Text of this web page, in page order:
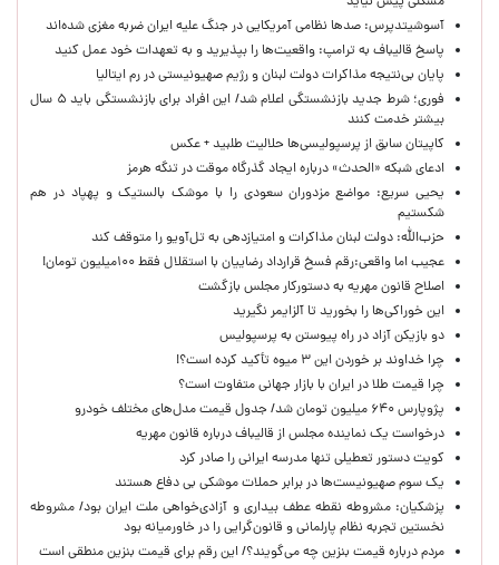
آسوشیتدپرس: صدها نظامی آمریکایی در جنگ علیه ایران ضربه مغزی شده‌اند
پاسخ قالیباف به ترامپ: واقعیت‌ها را بپذیرید و به تعهدات خود عمل کنید
پایان بی‌نتیجه مذاکرات دولت لبنان و رژیم صهیونیستی در رم ایتالیا
فوری؛ شرط جدید بازنشستگی اعلام شد/ این افراد برای بازنشستگی باید ۵ سال
بیشتر خدمت کنند
کاپیتان سابق از پرسپولیسی‌ها حلالیت طلبید + عکس
ادعای شبکه «الحدث» درباره ایجاد گذرگاه موقت در تنگه هرمز
یحیی سریع: مواضع مزدوران سعودی را با موشک بالستیک و پهپاد در هم
شکستیم
حزب‌الله: دولت لبنان مذاکرات و امتیازدهی به تل‌آویو را متوقف کند
عجیب اما واقعی:رقم فسخ قرارداد رضاییان با استقلال فقط ۱۰۰میلیون تومان!
اصلاح قانون مهریه به دستورکار مجلس بازگشت
این خوراکی‌ها را بخورید تا آلزایمر نگیرید
دو بازیکن آزاد در راه پیوستن به پرسپولیس
چرا خداوند بر خوردن این ۳ میوه تأکید کرده است؟!
چرا قیمت طلا در ایران با بازار جهانی متفاوت است؟
پژوپارس ۶۴۰ میلیون تومان شد/ جدول قیمت مدل‌های مختلف خودرو
درخواست یک نماینده مجلس از قالیباف درباره قانون مهریه
کویت دستور تعطیلی تنها مدرسه ایرانی را صادر کرد
یک‌ سوم صهیونیست‌ها در برابر حملات موشکی بی دفاع هستند
پزشکیان: مشروطه نقطه عطف بیداری و آزادی‌خواهی ملت ایران بود/ مشروطه
نخستین تجربه نظام پارلمانی و قانون‌گرایی را در خاورمیانه بود
مردم درباره قیمت بنزین چه می‌گویند؟/ این رقم برای قیمت بنزین منطقی است